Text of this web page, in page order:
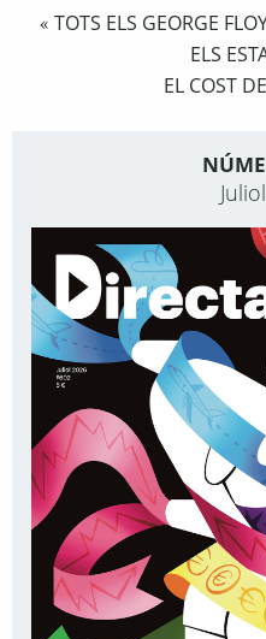
« TOTS ELS GEORGE
ELS
EL COST